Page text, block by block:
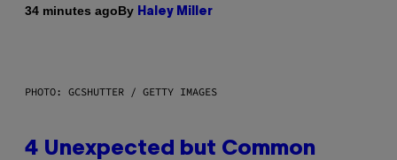
34 minutes agoBy Haley Miller
PHOTO: GCSHUTTER / GETTY IMAGES
4 Unexpected but Common